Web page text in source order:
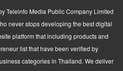
Teleinfo Media Public Company Limited
never stops developing the best digital
platform that including products and
list that have been verified by
categories in Thailand. We deliver